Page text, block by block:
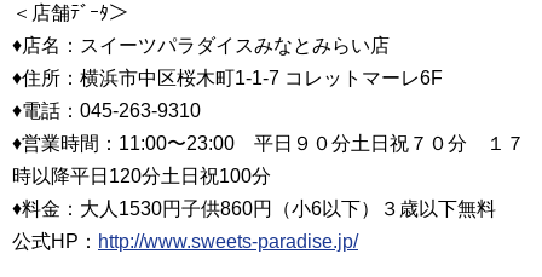
＜店舗ﾃﾞｰﾀ＞
♦店名：スイーツパラダイスみなとみらい店
♦住所：横浜市中区桜木町1-1-7 コレットマーレ6F
♦電話：045-263-9310
♦営業時間：11:00〜23:00 平日９０分土日祝７０分 １７
時以降平日120分土日祝100分
♦料金：大人1530円子供860円（小6以下）３歳以下無料
公式HP： http://www.sweets-paradise.jp/